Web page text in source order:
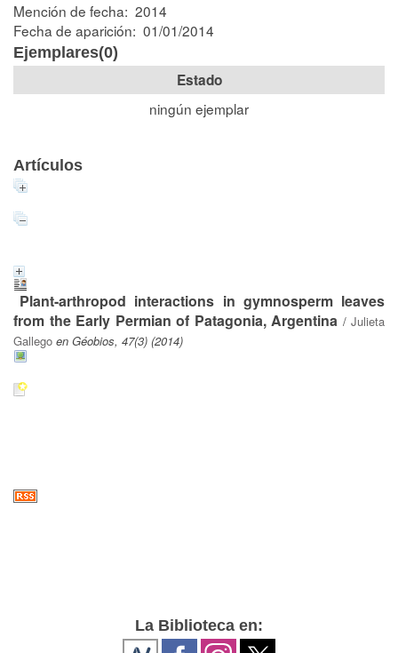
Mención de fecha: 2014
Fecha de aparición: 01/01/2014
Ejemplares(0)
Estado
ningún ejemplar
Artículos
Plant-arthropod interactions in gymnosperm leaves
from the Early Permian of Patagonia, Argentina / Julieta
Gallego en Géobios, 47(3) (2014)
La Biblioteca en: